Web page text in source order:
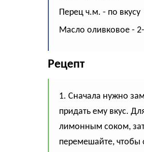
Перец ч.м. - по вкусу
Масло оливковое - 2-
Рецепт
1. Сначала нужно
придать ему вкус.
лимонным соком,
перемешайте, чтобы